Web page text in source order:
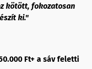
kötött, fokozatosan
ki."
Ft+ a sáv feletti